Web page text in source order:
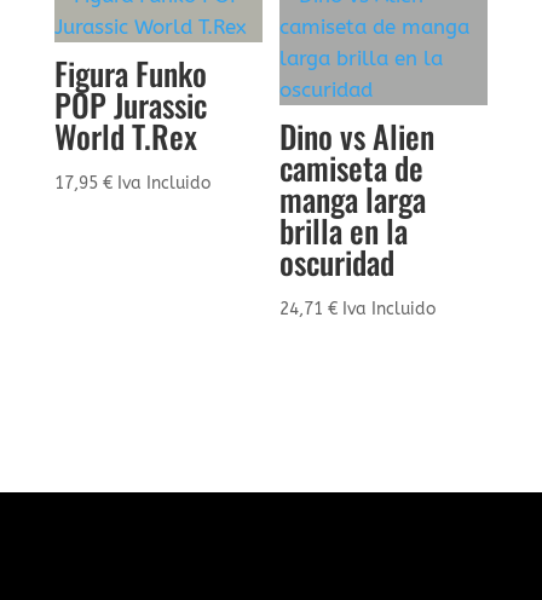
Figura Funko
POP Jurassic
World T.Rex
17,95 € Iva Incluido
Dino vs Alien
camiseta de
manga larga
brilla en la
oscuridad
24,71€ Iva Incluido